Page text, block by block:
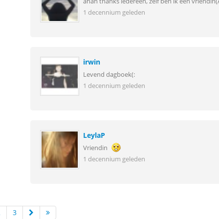
1 decennium geleden
irwin
Levend dagboek(:
1 decennium geleden
LeylaP
Vriendin
1 decennium geleden
3